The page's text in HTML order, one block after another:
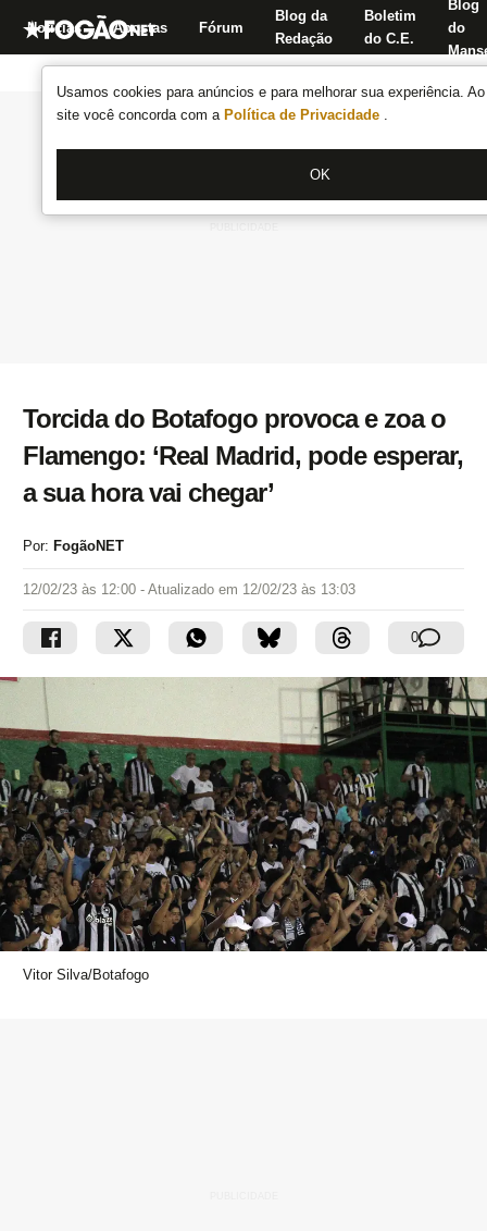
Usamos cookies para anúncios e para melhorar sua experiência.
site você concorda com a Política de Privacidade .
OK
Notícias Apostas Fórum
Blog da
Redação
Boletim
do C.E.
Blog
do
Torcida do Botafogo provoca e zoa o
Flamengo: ‘Real Madrid, pode esperar,
a sua hora vai chegar’
Por: FogãoNET
12/02/23 às 12:00 - Atualizado em 12/02/23 às 13:03
0
Vitor Silva/Botafogo